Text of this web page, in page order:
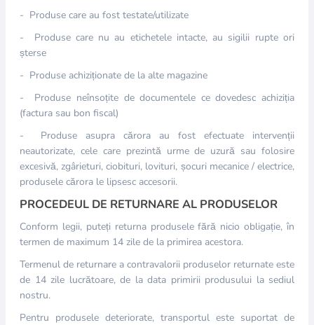
- Produse care au fost testate/utilizate
- Produse care nu au etichetele intacte, au sigilii rupte ori
șterse
- Produse achiziționate de la alte magazine
- Produse neînsoțite de documentele ce dovedesc achiziția
(factura sau bon fiscal)
- Produse asupra cărora au fost efectuate intervenții
neautorizate, cele care prezintă urme de uzură sau folosire
excesivă, zgârieturi, ciobituri, lovituri, șocuri mecanice / electrice,
produsele cărora le lipsesc accesorii.
PROCEDEUL DE RETURNARE AL PRODUSELOR
Conform legii, puteți returna produsele fără nicio obligație, în
termen de maximum 14 zile de la primirea acestora.
Termenul de returnare a contravalorii produselor returnate este
de 14 zile lucrătoare, de la data primirii produsului la sediul
nostru.
Pentru produsele deteriorate, transportul este suportat de